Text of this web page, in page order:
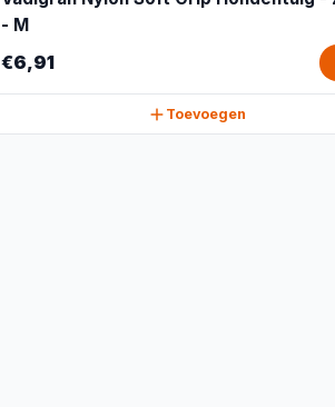
- M
€6,91
Toevoegen